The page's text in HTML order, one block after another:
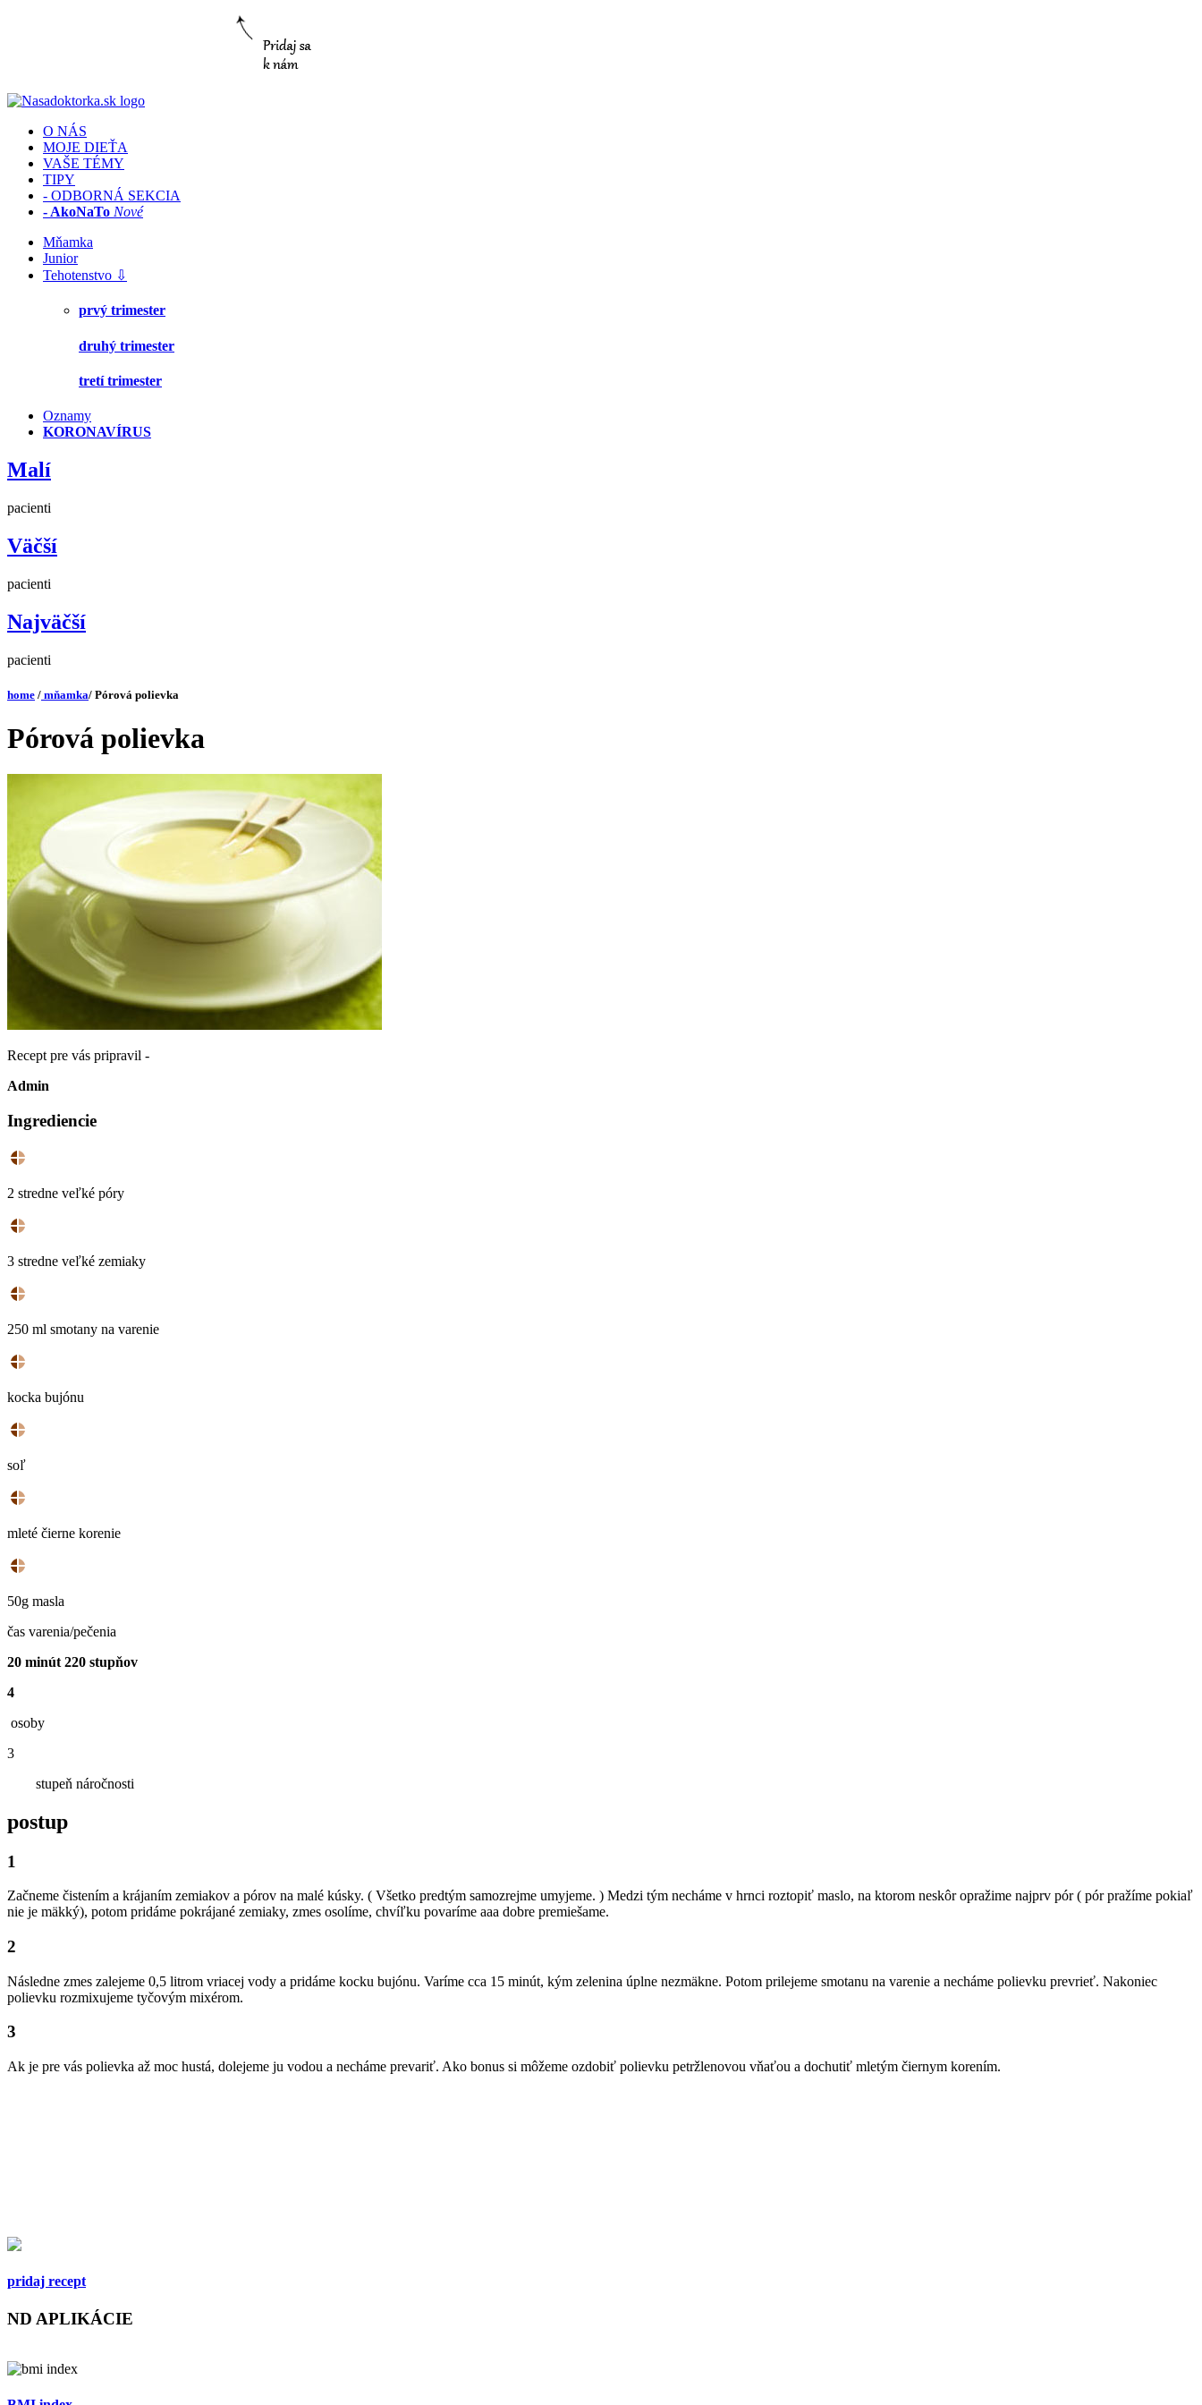
O NÁS
MOJE DIEŤA
VAŠE TÉMY
TIPY
- ODBORNÁ SEKCIA
- AkoNaTo Nové
Mňamka
Junior
Tehotenstvo ⇩
prvý trimester
druhý trimester
tretí trimester
Oznamy
KORONAVÍRUS
Malí
pacienti
Väčší
pacienti
Najväčší
pacienti
home / mňamka/ Pórová polievka
Pórová polievka
Recept pre vás pripravil -
Admin
Ingrediencie
2 stredne veľké póry
3 stredne veľké zemiaky
250 ml smotany na varenie
kocka bujónu
soľ
mleté čierne korenie
50g masla
čas varenia/pečenia
20 minút 220 stupňov
4
osoby
3
stupeň náročnosti
postup
1
Začneme čistením a krájaním zemiakov a pórov na malé kúsky. ( Všetko predtým samozrejme umyjeme. ) Medzi tým necháme v hrnci roztopiť maslo, na ktorom neskôr opražime najprv pór ( pór pražíme pokiaľ
nie je mäkký), potom pridáme pokrájané zemiaky, zmes osolíme, chvíľku povaríme aaa dobre premiešame.
2
Následne zmes zalejeme 0,5 litrom vriacej vody a pridáme kocku bujónu. Varíme cca 15 minút, kým zelenina úplne nezmäkne. Potom prilejeme smotanu na varenie a necháme polievku prevrieť. Nakoniec
polievku rozmixujeme tyčovým mixérom.
3
Ak je pre vás polievka až moc hustá, dolejeme ju vodou a necháme prevariť. Ako bonus si môžeme ozdobiť polievku petržlenovou vňaťou a dochutiť mletým čiernym korením.
pridaj recept
ND APLIKÁCIE